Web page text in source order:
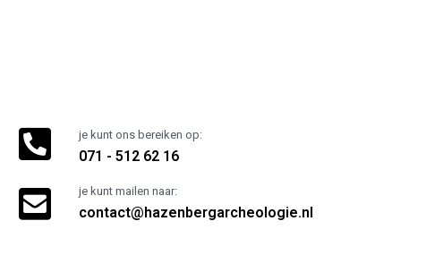
je kunt ons bereiken op:
071 - 512 62 16
je kunt mailen naar:
contact@hazenbergarcheologie.nl